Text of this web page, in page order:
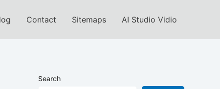
Contact Sitemaps AI Studio Vidio
Search